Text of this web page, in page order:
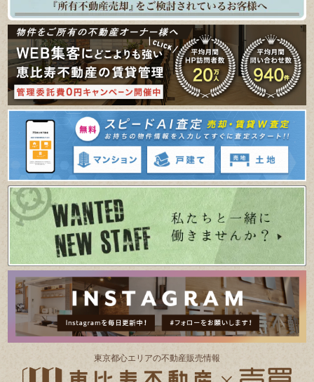
東京都⼼エリアの不動産販売情報